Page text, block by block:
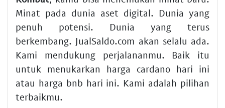
Minat pada dunia aset digital. Dunia yang
penuh potensi. Dunia yang terus
berkembang. JualSaldo.com akan selalu ada.
Kami mendukung perjalananmu. Baik itu
untuk menukarkan harga cardano hari ini
atau harga bnb hari ini. Kami adalah pilihan
terbaikmu.